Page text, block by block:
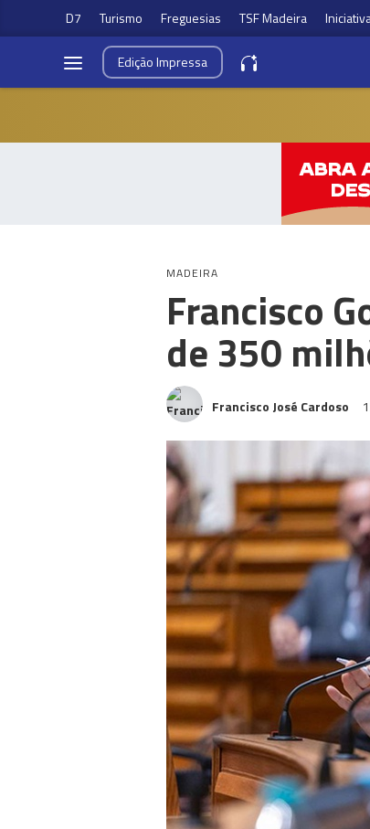
D7 Turismo Freguesias TSF Madeira
EdiçãoImpressa
MADEIRA
Francisco
de 350
Francisco José Cardoso